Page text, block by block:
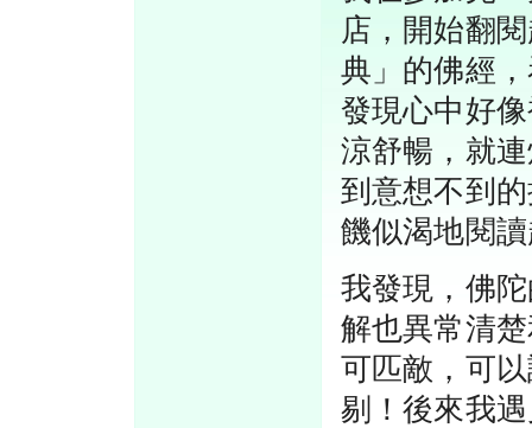
店，開始翻
典」的佛經
發現心中好
涼舒暢，就
到意想不到
饑似渴地閱
我發現，佛
解也異常清
可匹敵，可
剔！後來我